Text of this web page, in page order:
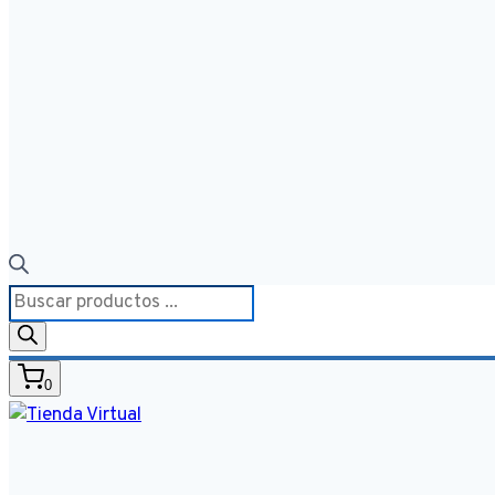
Búsqueda
de
productos
0